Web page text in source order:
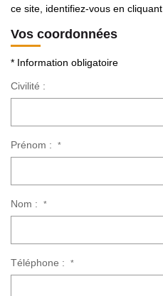
ce site, identifiez-vous en cliquant
Vos coordonnées
* Information obligatoire
Civilité :
Prénom : *
Nom : *
Téléphone : *